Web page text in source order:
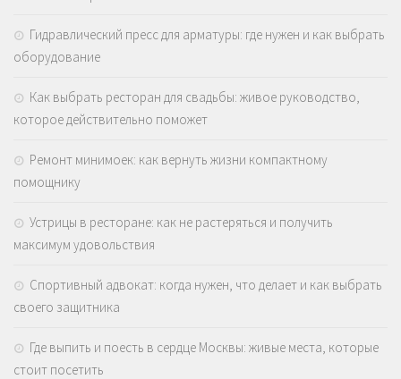
Гидравлический пресс для арматуры: где нужен и как выбрать
оборудование
Как выбрать ресторан для свадьбы: живое руководство,
которое действительно поможет
Ремонт минимоек: как вернуть жизни компактному
помощнику
Устрицы в ресторане: как не растеряться и получить
максимум удовольствия
Спортивный адвокат: когда нужен, что делает и как выбрать
своего защитника
Где выпить и поесть в сердце Москвы: живые места, которые
стоит посетить